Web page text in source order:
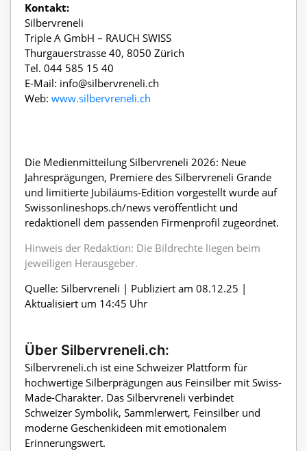
Kontakt:
Silbervreneli
Triple A GmbH – RAUCH SWISS
Thurgauerstrasse 40, 8050 Zürich
Tel. 044 585 15 40
E-Mail: info@silbervreneli.ch
Web: www.silbervreneli.ch
Die Medienmitteilung Silbervreneli 2026: Neue
Jahresprägungen, Premiere des Silbervreneli Grande
und limitierte Jubiläums-Edition vorgestellt wurde auf
Swissonlineshops.ch/news veröffentlicht und
redaktionell dem passenden Firmenprofil zugeordnet.
Hinweis der Redaktion: Die Bildrechte liegen beim
jeweiligen Herausgeber.
Quelle: Silbervreneli | Publiziert am 08.12.25 |
Aktualisiert um 14:45 Uhr
Über Silbervreneli.ch:
Silbervreneli.ch ist eine Schweizer Plattform für
hochwertige Silberprägungen aus Feinsilber mit Swiss-
Made-Charakter. Das Silbervreneli verbindet
Schweizer Symbolik, Sammlerwert, Feinsilber und
moderne Geschenkideen mit emotionalem
Erinnerungswert.